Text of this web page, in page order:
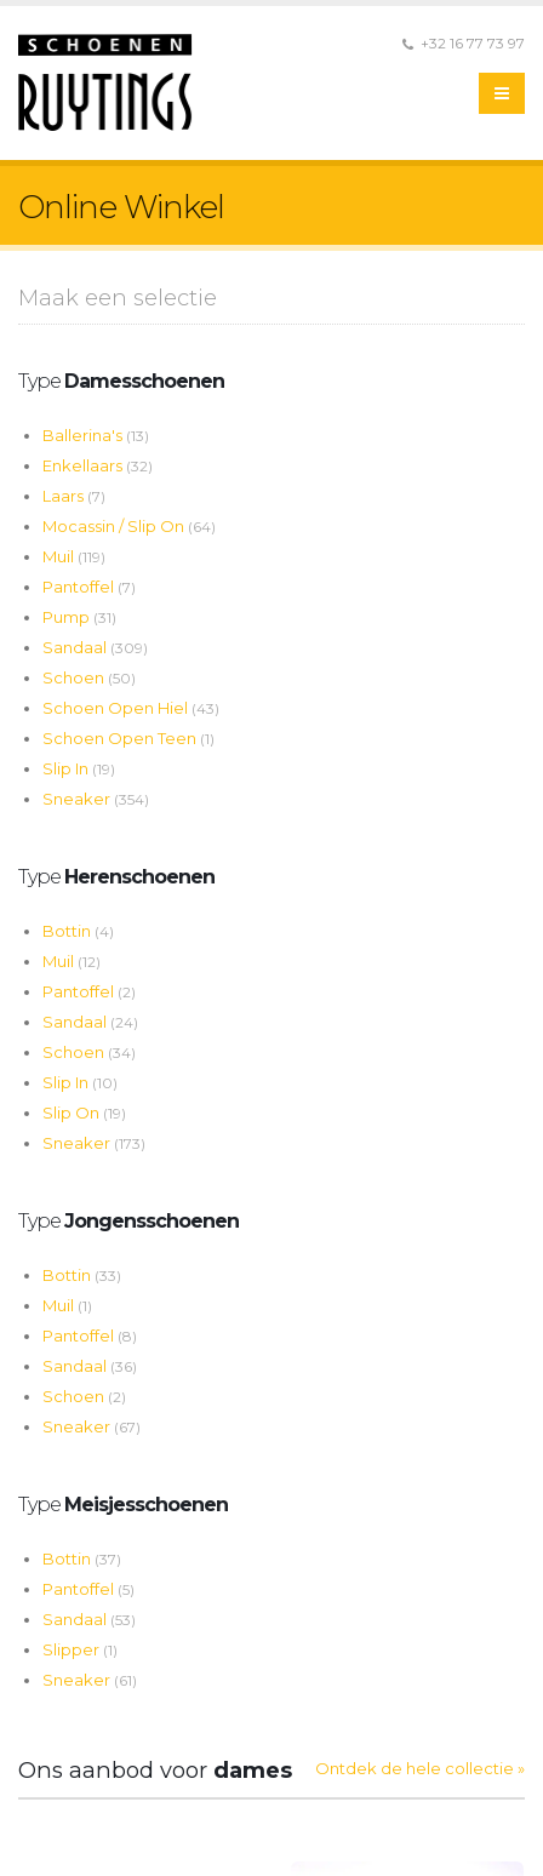
+32 16 77 73 97
Online Winkel
Maak een selectie
Type Damesschoenen
Ballerina's (13)
Enkellaars (32)
Laars (7)
Mocassin / Slip On (64)
Muil (119)
Pantoffel (7)
Pump (31)
Sandaal (309)
Schoen (50)
Schoen Open Hiel (43)
Schoen Open Teen (1)
Slip In (19)
Sneaker (354)
Type Herenschoenen
Bottin (4)
Muil (12)
Pantoffel (2)
Sandaal (24)
Schoen (34)
Slip In (10)
Slip On (19)
Sneaker (173)
TypeJongensschoenen
Bottin (33)
Muil (1)
Pantoffel (8)
Sandaal (36)
Schoen (2)
Sneaker (67)
Type Meisjesschoenen
Bottin (37)
Pantoffel (5)
Sandaal (53)
Slipper (1)
Sneaker (61)
Ons aanbod voor dames Ontdek de hele collectie »